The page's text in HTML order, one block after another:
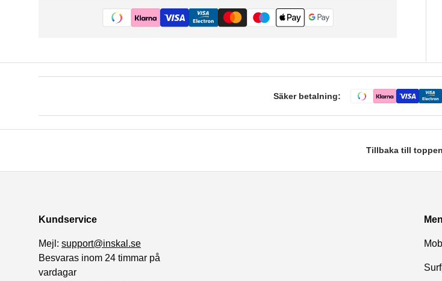
Säker betalning:
Tillbaka till toppen
Kundservice
Mejl: support@inskal.se
Besvaras inom 24 timmar på
vardagar